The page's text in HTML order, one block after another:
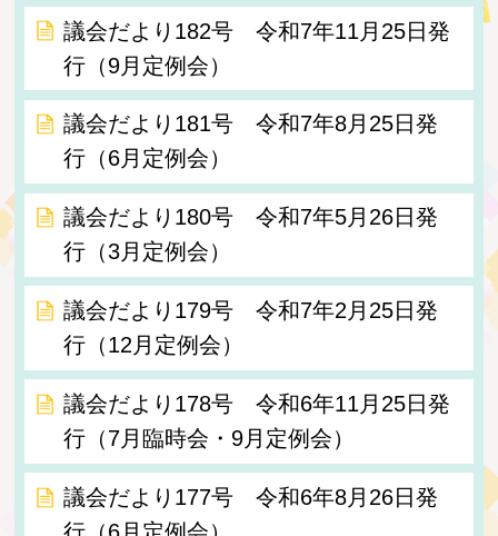
議会だより182号 令和7年11月25日発
行（9月定例会）
議会だより181号 令和7年8月25日発
行（6月定例会）
議会だより180号 令和7年5月26日発
行（3月定例会）
議会だより179号 令和7年2月25日発
行（12月定例会）
議会だより178号 令和6年11月25日発
行（7月臨時会・9月定例会）
議会だより177号 令和6年8月26日発